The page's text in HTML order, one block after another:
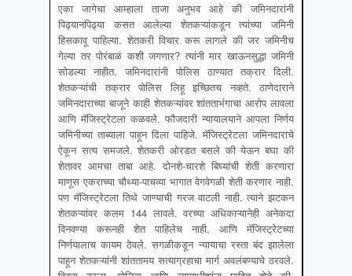
एका जागेचा आम्हाला ताजा अनुभव आहे की जमिनदारांनी
पिढ्यानपिढ्या कसत आलेल्या शेतकऱ्यांकडून त्यांच्या जमिनी
हिसकावू पाहिल्या. शेतकरी विचार करू लागले की जर जमिनीच
गेल्या तर पोरंबाळं कशी जगणार? त्यांनी मार खाऊनसुद्धा जमिनी
सोडल्या नाहीत. जमिनदारांनी पोलिस ठाण्यात तक्रार दिली.
शेतकऱ्यांची तक्रार पोलिस लिहू इच्छितच नव्हते. ठाणेदाराने
जमिनदाराच्या बाजूने काही शेतकऱ्यांवर शांतताभंगाचा आरोप लावला
आणि मॅजिस्ट्रेटला कळवले. फौजदारी न्यायालयाने आपला निर्णय
जमिनीच्या ताब्याला पाहून दिला पाहिजे. मॅजिस्ट्रेटला जमिनदाराचे
ऐकून सत्य समजले. शेतकरी ओरडत बसले की येऊन बघा की
शेतावर आमचा ताबा आहे. दोनशे-चारशे बिघ्यांची शेती करणारा
माणूस एकराच्या चौथ्या-पाचव्या भागात वेगवेगळी शेती करणार नाही.
पण मॅजिस्ट्रेटला तिथे जाण्याची गरज वाटली नाही. त्याने झटकन
शेतकऱ्यांवर कलम 144 लावले. वरच्या अधिकाऱ्यानेही अनेकदा
विनवण्या करूनही शेत पाहिलेच नाही, आणि मॅजिस्ट्रेटच्या
निर्णयालाच कायम ठेवले. सगळीकडून न्यायाचा रस्ता बंद झालेला
पाहून शेतकऱ्यांनी शांततामय सत्याग्रहाचा मार्ग अवलंबण्याचे ठरवले.